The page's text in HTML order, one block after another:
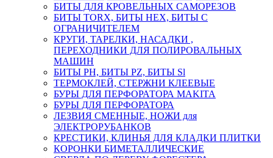
БИТЫ ДЛЯ КРОВЕЛЬНЫХ САМОРЕЗОВ
БИТЫ TORX, БИТЫ НЕХ, БИТЫ С
ОГРАНИЧИТЕЛЕМ
КРУГИ, ТАРЕЛКИ, НАСАДКИ ,
ПЕРЕХОДНИКИ ДЛЯ ПОЛИРОВАЛЬНЫХ
МАШИН
БИТЫ PH, БИТЫ PZ, БИТЫ Sl
ТЕРМОКЛЕЙ, СТЕРЖНИ КЛЕЕВЫЕ
БУРЫ ДЛЯ ПЕРФОРАТОРА MAKITA
БУРЫ ДЛЯ ПЕРФОРАТОРА
ЛЕЗВИЯ СМЕННЫЕ, НОЖИ для
ЭЛЕКТРОРУБАНКОВ
КРЕСТИКИ, КЛИНЬЯ ДЛЯ КЛАДКИ ПЛИТКИ
КОРОНКИ БИМЕТАЛЛИЧЕСКИЕ